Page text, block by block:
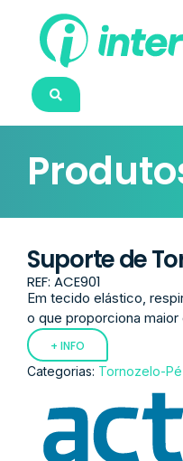
Suporte de
REF: ACE901
Em tecido elástico,
o que proporciona
+ INFO
Categorias: Tornozelo-Pé